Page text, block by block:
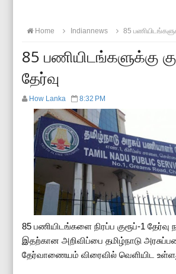
Home Indiannews 85
85 பணியிடங்களுக்கு
தேர்வு
How Lanka 8:32 PM
85 பணியிடங்களை நிரப்ப குரூப்-1 தேர்வு
இதற்கான அறிவிப்பை தமிழ்நாடு
தேர்வாணையம் விரைவில் வெளியிட